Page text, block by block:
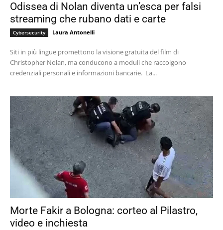
Odissea di Nolan diventa un’esca per falsi
streaming che rubano dati e carte
Cybersecurity Laura Antonelli
Siti in più lingue promettono la visione gratuita del film di
Christopher Nolan, ma conducono a moduli che raccolgono
credenziali personali e informazioni bancarie. La...
Morte Fakir a Bologna: corteo al Pilastro,
video e inchiesta